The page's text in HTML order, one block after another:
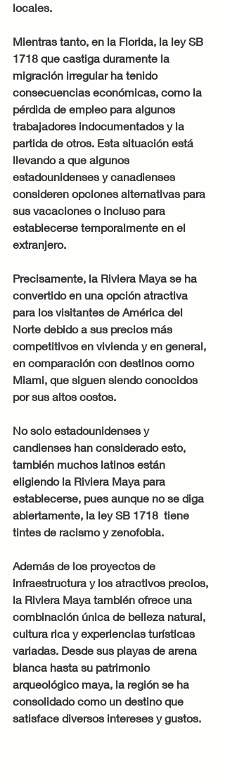
locales.
Mientras tanto, en la Florida, la ley SB
1718 que castiga duramente la
migración irregular ha tenido
consecuencias económicas, como la
pérdida de empleo para algunos
trabajadores indocumentados y la
partida de otros. Esta situación está
llevando a que algunos
estadounidenses y canadienses
consideren opciones alternativas para
sus vacaciones o incluso para
establecerse temporalmente en el
extranjero.
Precisamente, la Riviera Maya se ha
convertido en una opción atractiva
para los visitantes de América del
Norte debido a sus precios más
competitivos en vivienda y en general,
en comparación con destinos como
Miami, que siguen siendo conocidos
por sus altos costos.
No solo estadounidenses y
candienses han considerado esto,
también muchos latinos están
eligiendo la Riviera Maya para
establecerse, pues aunque no se diga
abiertamente, la ley SB 1718  tiene
tintes de racismo y zenofobia.
Además de los proyectos de
infraestructura y los atractivos precios,
la Riviera Maya también ofrece una
combinación única de belleza natural,
cultura rica y experiencias turísticas
variadas. Desde sus playas de arena
blanca hasta su patrimonio
arqueológico maya, la región se ha
consolidado como un destino que
satisface diversos intereses y gustos.